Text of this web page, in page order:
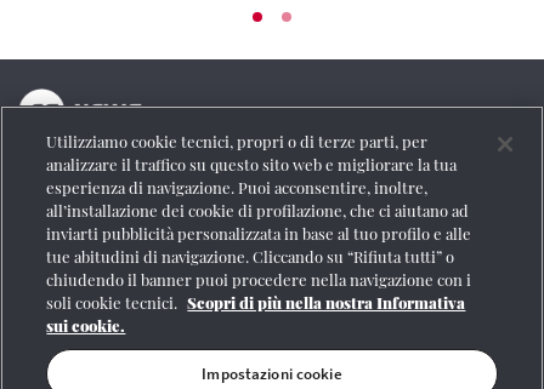
La testata online del Gruppo FS Italiane
Social
Se vuoi contattarci o avere altre informazioni
CONTATTI
Utilizziamo cookie tecnici, propri o di terze parti, per
analizzare il traffico su questo sito web e migliorare la tua
esperienza di navigazione. Puoi acconsentire, inoltre,
all’installazione dei cookie di profilazione, che ci aiutano ad
inviarti pubblicità personalizzata in base al tuo profilo e alle
tue abitudini di navigazione. Cliccando su “Rifiuta tutti” o
chiudendo il banner puoi procedere nella navigazione con i
soli cookie tecnici. Scopri di più nella nostra Informativa
sui cookie.
Impostazioni cookie